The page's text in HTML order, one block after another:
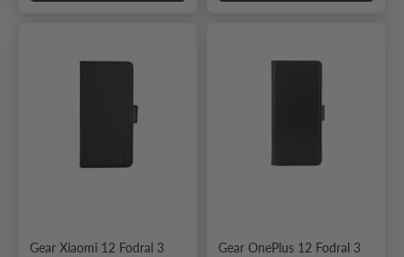
Gear Xiaomi 12 Fodral 3
Gear OnePlus 12 Fodral 3